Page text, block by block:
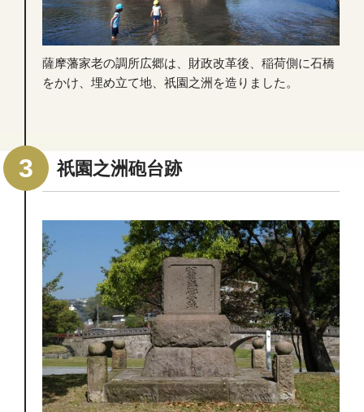
薩摩藩家老の調所広郷は、財政改革後、稲荷側に石橋
をかけ、埋め立て地、祇園之洲を造りました。
祇園之洲砲台跡